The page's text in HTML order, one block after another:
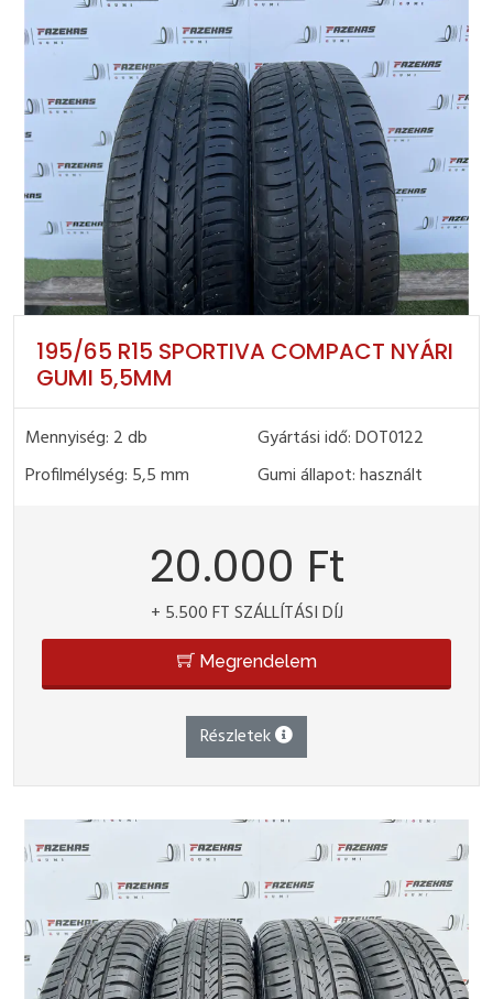
195/65 R15 SPORTIVA COMPACT NYÁRI
GUMI 5,5MM
Mennyiség: 2 db
Gyártási idő: DOT0122
Profilmélység: 5,5 mm
Gumi állapot: használt
20.000 Ft
+ 5.500 FT SZÁLLÍTÁSI DÍJ
Megrendelem
Részletek